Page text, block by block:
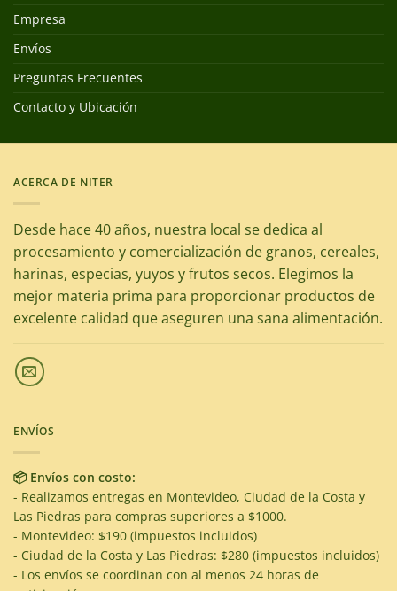
Empresa
Envíos
Preguntas Frecuentes
Contacto y Ubicación
ACERCA DE NITER
Desde hace 40 años, nuestra local se dedica al
procesamiento y comercialización de granos, cereales,
harinas, especias, yuyos y frutos secos. Elegimos la
mejor materia prima para proporcionar productos de
excelente calidad que aseguren una sana alimentación.
ENVÍOS
📦 Envíos con costo:
- Realizamos entregas en Montevideo, Ciudad de la Costa y
Las Piedras para compras superiores a $1000.
- Montevideo: $190 (impuestos incluidos)
- Ciudad de la Costa y Las Piedras: $280 (impuestos incluidos)
- Los envíos se coordinan con al menos 24 horas de